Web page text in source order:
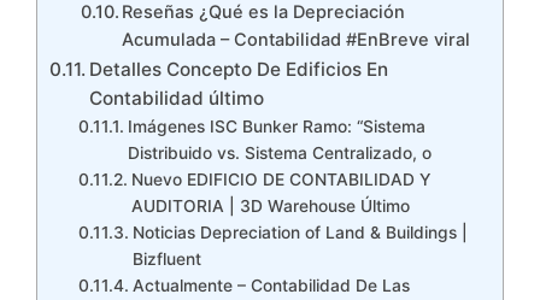
Reseñas ¿Qué es la Depreciación
Acumulada – Contabilidad #EnBreve viral
Detalles Concepto De Edificios En
Contabilidad último
Imágenes ISC Bunker Ramo: “Sistema
Distribuido vs. Sistema Centralizado, o
Nuevo EDIFICIO DE CONTABILIDAD Y
AUDITORIA | 3D Warehouse Último
Noticias Depreciation of Land & Buildings |
Bizfluent
Actualmente – Contabilidad De Las